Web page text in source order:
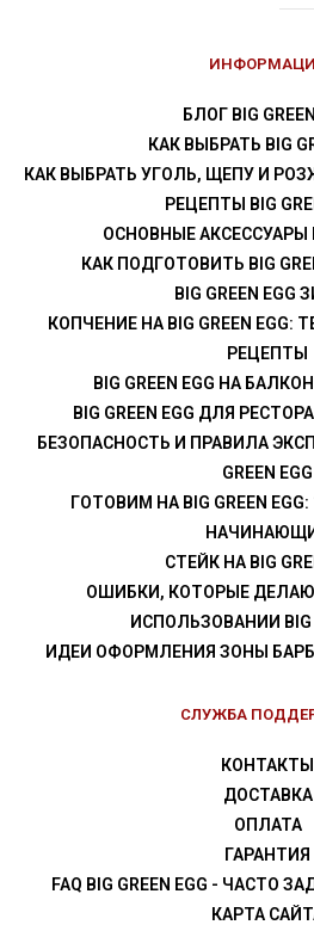
БЛОГ BIG
КАК ВЫБРАТЬ BIG
КАК ВЫБРАТЬ УГОЛЬ, ЩЕПУ И
РЕЦЕПТЫ BIG
ОСНОВНЫЕ АКСЕССУАРЫ
КАК ПОДГОТОВИТЬ BIG
BIG GREEN EGG
КОПЧЕНИЕ НА BIG GREEN
РЕЦЕПТЫ
BIG GREEN EGG НА
BIG GREEN EGG ДЛЯ
БЕЗОПАСНОСТЬ И ПРАВИЛА
GREEN EGG
ГОТОВИМ НА BIG GREEN
СТЕЙК НА BIG
ОШИБКИ, КОТОРЫЕ
ИСПОЛЬЗОВАНИИ BIG
ИДЕИ ОФОРМЛЕНИЯ ЗОНЫ
СЛУЖБА
КОНТАКТЫ
ДОСТАВКА
ОПЛАТА
ГАРАНТИЯ
FAQ BIG GREEN EGG - ЧАСТО
КАРТА